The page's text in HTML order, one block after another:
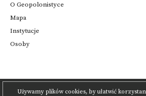
Używamy plików cookies, by ułatwić
O Geopolonistyce
Mapa
Instytucje
Osoby